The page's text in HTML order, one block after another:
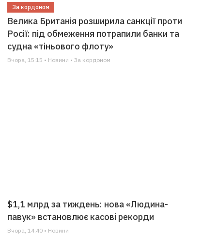
За кордоном
Велика Британія розширила санкції проти
Росії: під обмеження потрапили банки та
судна «тіньового флоту»
Вчора, 15:15 • Новини • За кордоном
$1,1 млрд за тиждень: нова «Людина-
павук» встановлює касові рекорди
Вчора, 14:40 • Новини